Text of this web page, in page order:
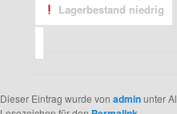
Lagerbestand niedrig
Dieser Eintrag wurde von adminunter